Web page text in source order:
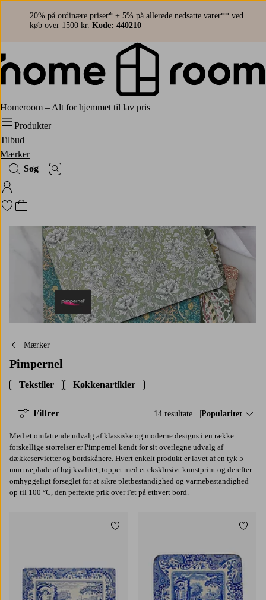
20% på ordinære priser* + 5% på allerede nedsatte varer** ved
køb over 1500 kr. Kode: 440210
Homeroom – Alt for hjemmet til lav pris
Produkter
Tilbud
Mærker
Søg
Billedsøgning
Log ind på Homeroom
Gå til favoritmarkerede produkter
Gå til indkøbskurven
Pimpernel
Mærker
Pimpernel
Tekstiler Køkkenartikler
14 resultate Sorter efter:
Popularitet
Filtrer
Med et omfattende udvalg af klassiske og moderne designs i en række
forskellige størrelser er Pimpernel kendt for sit overlegne udvalg af
dækkeservietter og bordskånere. Hvert enkelt produkt er lavet af en tyk 5
mm træplade af høj kvalitet, toppet med et eksklusivt kunstprint og derefter
omhyggeligt forseglet for at sikre pletbestandighed og varmebestandighed
op til 100 °C, den perfekte prik over i'et på ethvert bord.
Tilføj til favoritter